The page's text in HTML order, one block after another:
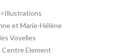
et Marie-Hélène
Voyelles
Element